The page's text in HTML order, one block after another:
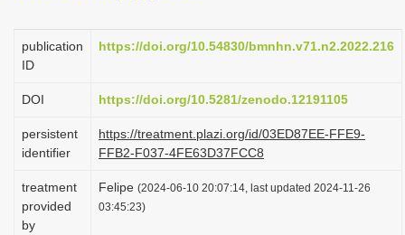
g
o
n
publication
ID
https://doi.org/10.54830/bmnhn.v71.n2.2022.216
DOI https://doi.org/10.5281/zenodo.12191105
persistent
identifier
https://treatment.plazi.org/id/03ED87EE-FFE9-
FFB2-F037-4FE63D37FCC8
treatment
provided
by
Felipe (2024-06-10 20:07:14, last updated 2024-11-26
03:45:23)